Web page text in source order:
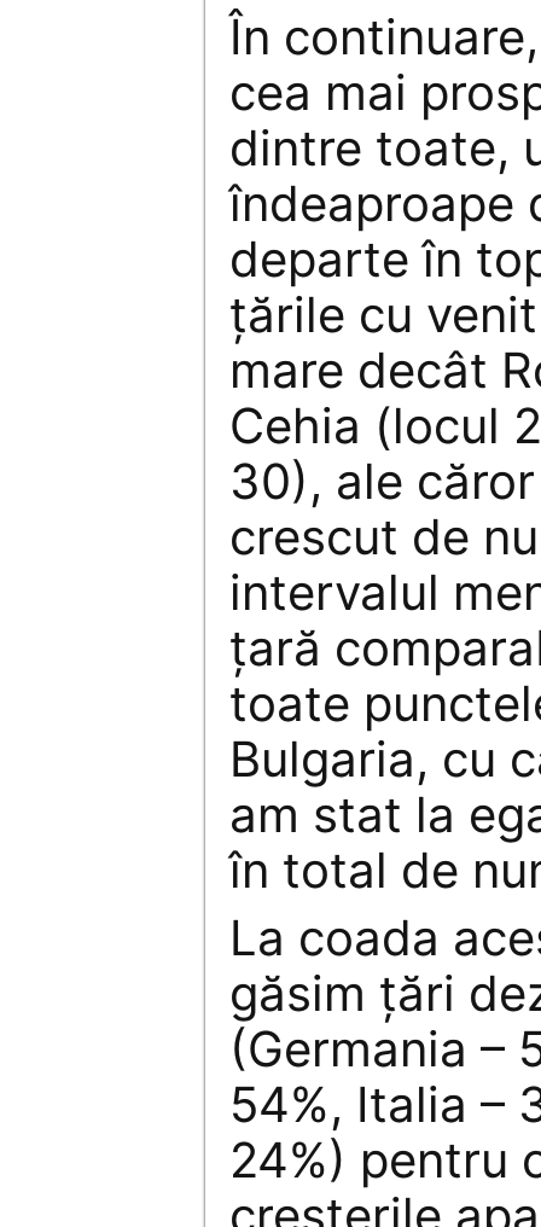
În
cea mai
dintre toate,
îndeaproape
departe în
țările cu
mare decât
Cehia (locul
30), ale
crescut de
intervalul
țară
toate
Bulgaria, cu
am stat la
în total de
La coada
găsim țări
(Germania –
54%, Italia –
24%) pentru